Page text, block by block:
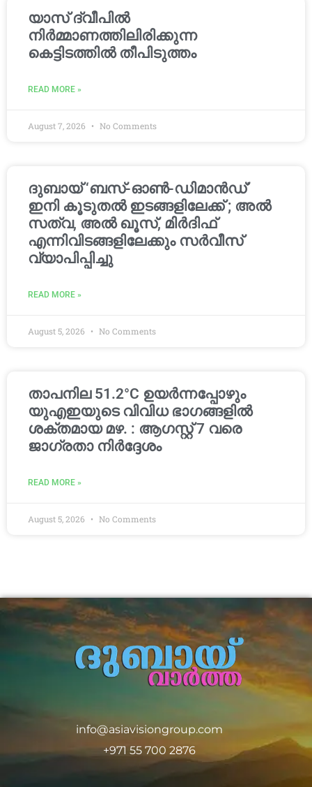
യാസ് ദ്വീപിൽ
നിർമ്മാണത്തിലിരിക്കുന്ന
കെട്ടിടത്തിൽ തീപിടുത്തം
READ MORE »
August 7, 2026 No Comments
ദുബായ് ‘ബസ്-ഓൺ-ഡിമാൻഡ്’
ഇനി കൂടുതൽ ഇടങ്ങളിലേക്ക് ; അൽ
സത്വ, അൽ ഖൂസ്, മിർദിഫ്
എന്നിവിടങ്ങളിലേക്കും സർവീസ്
വ്യാപിപ്പിച്ചു
READ MORE »
August 5, 2026 No Comments
താപനില 51.2°C ഉയർന്നപ്പോഴും
യുഎഇയുടെ വിവിധ ഭാഗങ്ങളിൽ
ശക്തമായ മഴ. : ആഗസ്റ്റ് 7 വരെ
ജാഗ്രതാ നിർദ്ദേശം
READ MORE »
August 5, 2026 No Comments
info@asiavisiongroup.com
+971 55 700 2876